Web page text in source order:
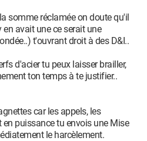
somme réclamée on doute qu'il
en avait une ce serait une
t'ouvrant droit à des D&I..
d'acier tu peux laisser brailler,
ton temps à te justifier..
car les appels, les
puissance tu envois une Mise
le harcèlement.